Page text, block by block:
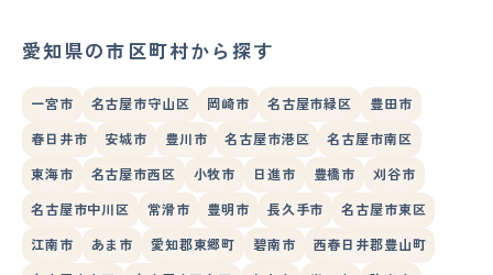
愛知県の市区町村から探す
一宮市 名古屋市守山区 岡崎市 名古屋市緑区 豊田市
春日井市 安城市 豊川市 名古屋市港区 名古屋市南区
東海市 名古屋市西区 小牧市 日進市 豊橋市 刈谷市
名古屋市中川区 常滑市 豊明市 長久手市 名古屋市東区
江南市 あま市 愛知郡東郷町 碧南市 西春日井郡豊山町